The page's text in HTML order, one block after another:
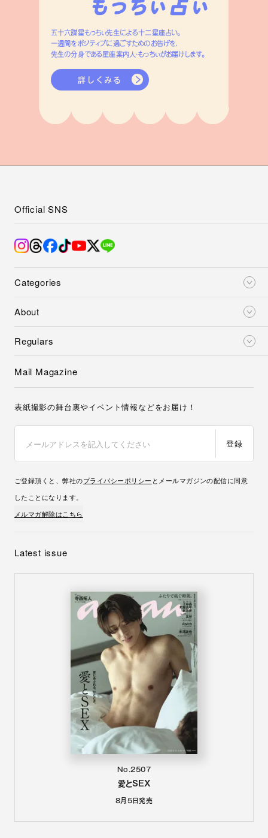
五十六謀星もっちぃ先生による十二星座占い。
一週間をポジティブに過ごすためのお告げを、
先生の分身である星座案内人・もっちぃがお届けします。
詳しくみる
Categories
About
Regulars
Official SNS
Mail Magazine
表紙撮影の舞台裏やイベント情報などをお届け！
登録
ご登録頂くと、弊社のプライバシーポリシー とメールマガジンの配信に同意
したことになります。
メルマガ解除はこちら
Latest issue
No.2507
愛とSEX
8月5日発売